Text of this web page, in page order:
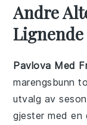
Andre
Pavlova Med
marengsbunn
utvalg av
gjester med en